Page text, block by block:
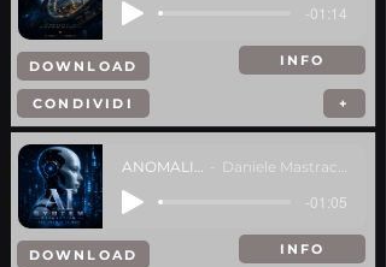
-01:14
DOWNLOAD
CONDIVIDI
INFO
+
Daniele Mastracci
-01:05
DOWNLOAD INFO